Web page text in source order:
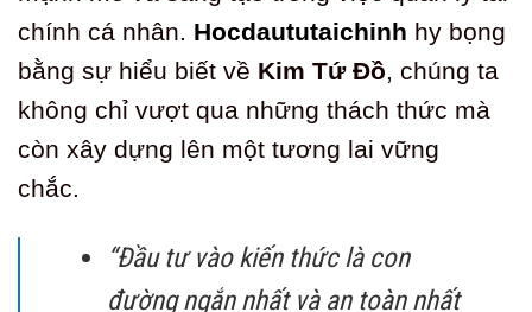
chính cá nhân. Hocdaututaichinh hy bọng
bằng sự hiểu biết về Kim Tứ Đồ, chúng ta
không chỉ vượt qua những thách thức mà
còn xây dựng lên một tương lai vững
chắc.
“Đầu tư vào kiến thức là con
đường ngắn nhất và an toàn nhất